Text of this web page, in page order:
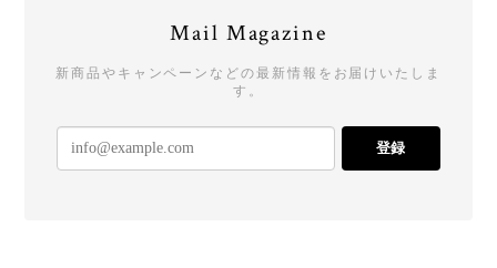
Mail Magazine
新商品やキャンペーンなどの最新情報をお届けいたしま
す。
登録